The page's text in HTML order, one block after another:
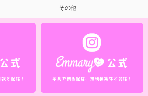
その他